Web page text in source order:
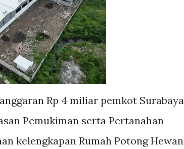
Rp 4 miliar pemkot Surabaya
Pemukiman serta Pertanahan
kelengkapan Rumah Potong Hewan